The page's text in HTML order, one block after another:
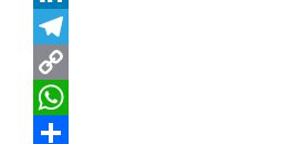
LinkedIn
Telegram
Copy
Link
WhatsApp